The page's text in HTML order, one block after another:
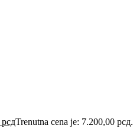
рсдTrenutna cena je: 7.200,00 рсд.